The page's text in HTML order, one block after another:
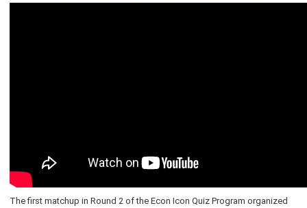
நுண்பாக நிதித் துறை
அதிகாரம்பெற்ற பணத்தரகர்கள் ஒழுங்குவிதிகள்
பேரண்ட முன்மதியுடைய கண்காணிப்பு
The first matchup in Round 2 of the Econ Icon Quiz Program organized